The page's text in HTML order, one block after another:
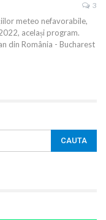
3
meteo nefavorabile,
același program.
din România - Bucharest